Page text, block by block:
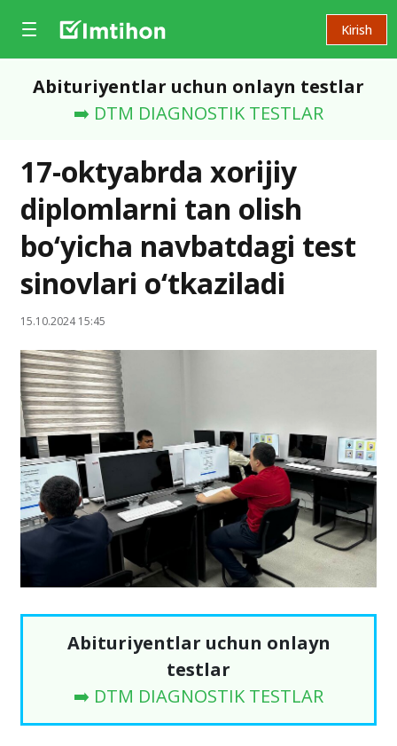
Kirish
Abituriyentlar uchun onlayn testlar
➡️ DTM DIAGNOSTIK TESTLAR
17-oktyabrda xorijiy
diplomlarni tan olish
bo‘yicha navbatdagi test
sinovlari o‘tkaziladi
15.10.2024 15:45
Abituriyentlar uchun onlayn
testlar
➡️ DTM DIAGNOSTIK TESTLAR